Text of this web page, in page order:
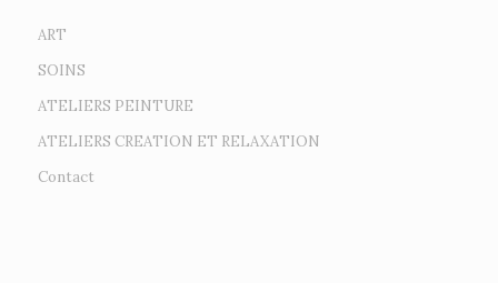
ART
SOINS
ATELIERS PEINTURE
ATELIERS CREATION ET RELAXATION
Contact